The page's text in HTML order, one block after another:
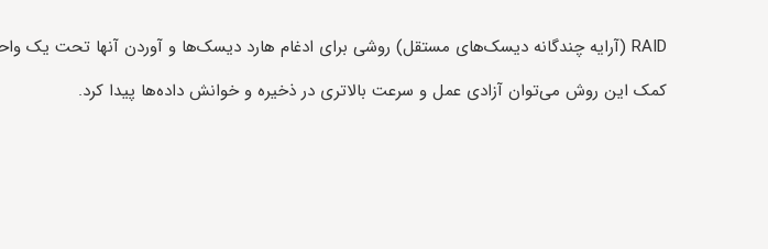
کمک این روش می‌توان آزادی عمل و سرعت بالاتری در ذخیره و خوانش داده‌ها پیدا کرد.